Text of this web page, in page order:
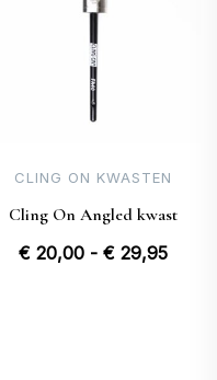
CLING ON KWASTEN
Cling On Angled kwast
€20,00 - €29,95